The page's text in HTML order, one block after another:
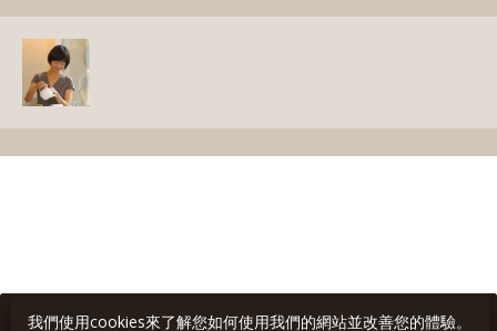
我們使用cookies來了解您如何使用我們的網站並改善您的體驗。